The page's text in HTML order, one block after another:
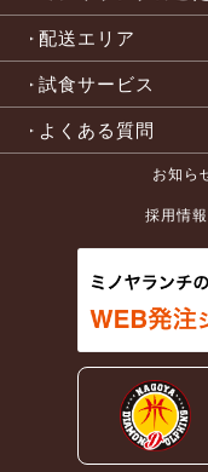
配送エリア
試食サービス
よくある質問
お知ら
採用情報